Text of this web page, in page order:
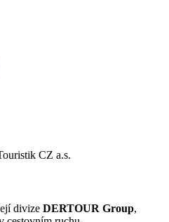
CZ a.s.
divize DERTOUR Group,